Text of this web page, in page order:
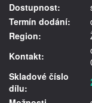
Dostupnost:
Termín dodání:
Region:
Kontakt:
Skladové číslo
dílu: